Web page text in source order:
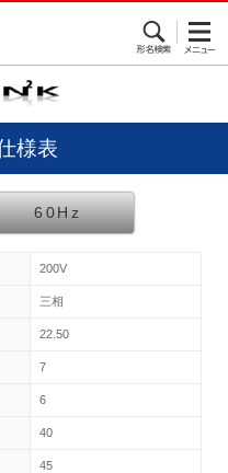
様表
60Hz
200V
三相
22.50
7
6
40
45